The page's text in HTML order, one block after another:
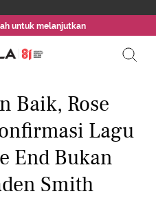
untuk melanjutkan
Baik, Rose
Lagu
End Bukan
Smith